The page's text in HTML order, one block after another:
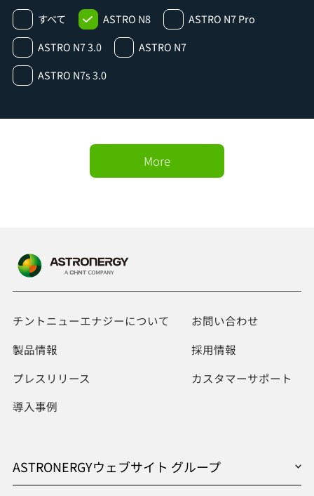
すべて ASTRO N8
ASTRO N7 Pro
ASTRO N7 3.0
ASTRO N7
ASTRO N7s 3.0
More
チントニューエナジーについて
お問い合わせ
製品情報
採用情報
プレスリリース
カスタマーサポート
導入事例
ASTRONERGYウェブサイト グループ